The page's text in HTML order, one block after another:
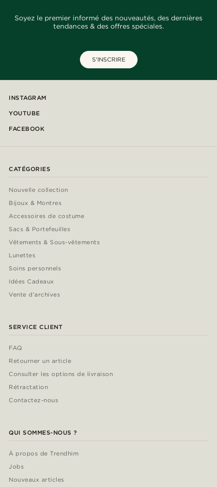
Soyez le premier informé des nouveautés, des dernières
tendances & des offres spéciales.
S'INSCRIRE
INSTAGRAM
YOUTUBE
FACEBOOK
CATÉGORIES
Nouvelle collection
Bijoux & Montres
Accessoires de costume
Sacs & Portefeuilles
Vêtements & Sous-vêtements
Lunettes
Soins personnels
Idées Cadeaux
Vente d'archives
SERVICE CLIENT
FAQ
Retourner un article
Consulter les options de livraison
Rétractation
Contactez-nous
QUI SOMMES-NOUS ?
À propos de Trendhim
Jobs
Nouveaux articles